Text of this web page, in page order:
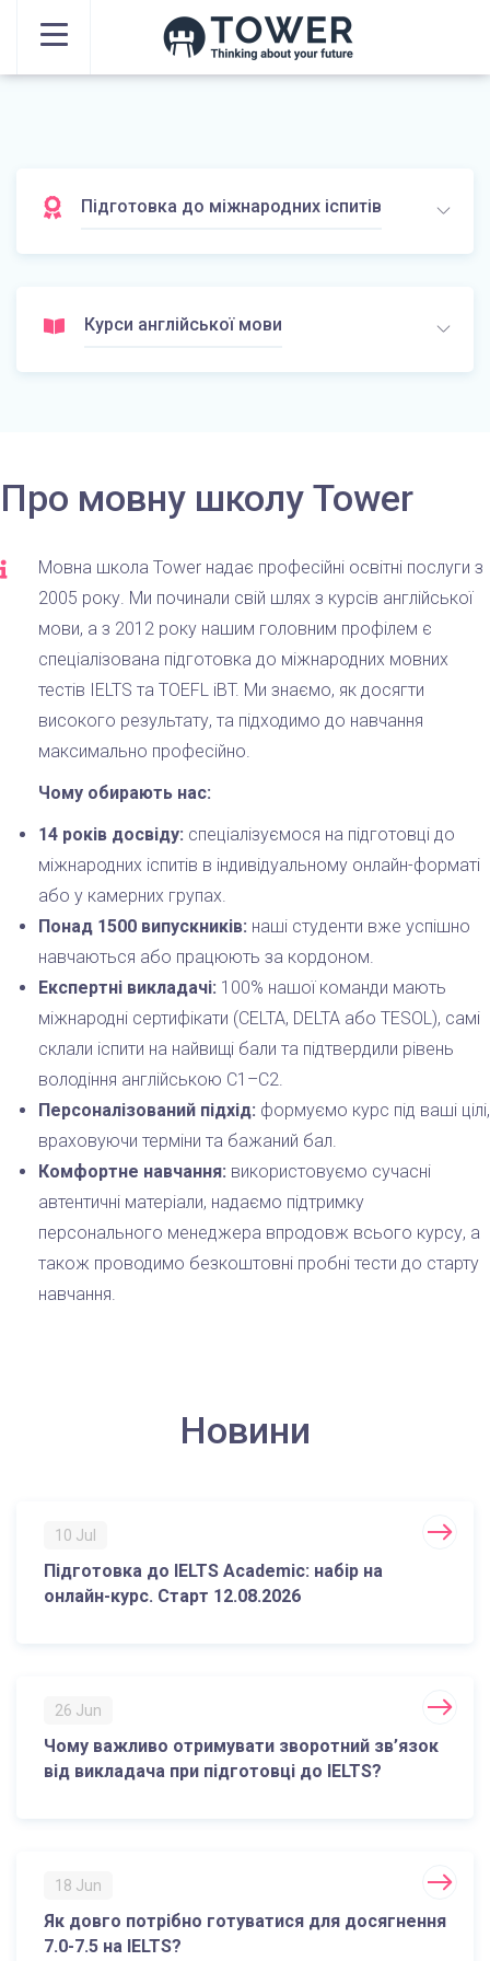
Підготовка до міжнародних іспитів
Курси англійської мови
Про мовну школу Tower
Мовна школа Tower надає професійні освітні послуги з
2005 року. Ми починали свій шлях з курсів англійської
мови, а з 2012 року нашим головним профілем є
спеціалізована підготовка до міжнародних мовних
тестів IELTS та TOEFL iBT. Ми знаємо, як досягти
високого результату, та підходимо до навчання
максимально професійно.
Чому обирають нас:
14 років досвіду: спеціалізуємося на підготовці до
міжнародних іспитів в індивідуальному онлайн-форматі
або у камерних групах.
Понад 1500 випускників: наші студенти вже успішно
навчаються або працюють за кордоном.
Експертні викладачі: 100% нашої команди мають
міжнародні сертифікати (CELTA, DELTA або TESOL), самі
склали іспити на найвищі бали та підтвердили рівень
володіння англійською С1–С2.
Персоналізований підхід: формуємо курс під ваші цілі,
враховуючи терміни та бажаний бал.
Комфортне навчання: використовуємо сучасні
автентичні матеріали, надаємо підтримку
персонального менеджера впродовж всього курсу, а
також проводимо безкоштовні пробні тести до старту
навчання.
Новини
10 Jul
Підготовка до IELTS Academic: набір на
онлайн-курс. Старт 12.08.2026
26 Jun
Чому важливо отримувати зворотний зв’язок
від викладача при підготовці до IELTS?
18 Jun
Як довго потрібно готуватися для досягнення
7.0-7.5 на IELTS?